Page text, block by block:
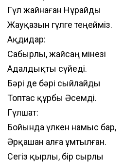
Гүл жайнаған Нұрайды
Жауқазын гүлге теңейміз.
Ақдидар:
Сабырлы, жайсаң мінезі
Адалдықты сүйеді.
Бәрі де бәрі сыйлайды
Топтас құрбы Әсемді.
Гүлшат:
Бойында үлкен намыс бар,
Әрқашан алға ұмтылған.
Сегіз қырлы, бір сырлы